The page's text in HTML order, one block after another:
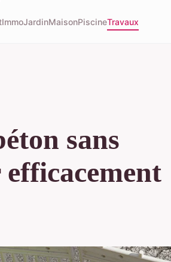
ImmoJardinMaisonPiscineTravaux
sans